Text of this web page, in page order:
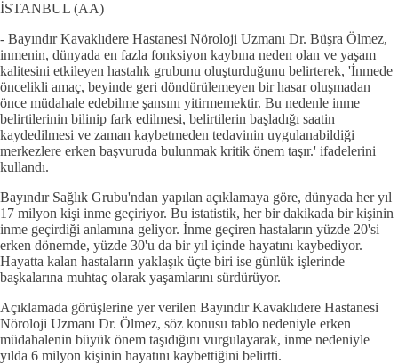
İSTANBUL (AA)
- Bayındır Kavaklıdere Hastanesi Nöroloji Uzmanı Dr. Büşra Ölmez,
inmenin, dünyada en fazla fonksiyon kaybına neden olan ve yaşam
kalitesini etkileyen hastalık grubunu oluşturduğunu belirterek, 'İnmede
öncelikli amaç, beyinde geri döndürülemeyen bir hasar oluşmadan
önce müdahale edebilme şansını yitirmemektir. Bu nedenle inme
belirtilerinin bilinip fark edilmesi, belirtilerin başladığı saatin
kaydedilmesi ve zaman kaybetmeden tedavinin uygulanabildiği
merkezlere erken başvuruda bulunmak kritik önem taşır.' ifadelerini
kullandı.
Bayındır Sağlık Grubu'ndan yapılan açıklamaya göre, dünyada her yıl
17 milyon kişi inme geçiriyor. Bu istatistik, her bir dakikada bir kişinin
inme geçirdiği anlamına geliyor. İnme geçiren hastaların yüzde 20'si
erken dönemde, yüzde 30'u da bir yıl içinde hayatını kaybediyor.
Hayatta kalan hastaların yaklaşık üçte biri ise günlük işlerinde
başkalarına muhtaç olarak yaşamlarını sürdürüyor.
Açıklamada görüşlerine yer verilen Bayındır Kavaklıdere Hastanesi
Nöroloji Uzmanı Dr. Ölmez, söz konusu tablo nedeniyle erken
müdahalenin büyük önem taşıdığını vurgulayarak, inme nedeniyle
yılda 6 milyon kişinin hayatını kaybettiğini belirtti.